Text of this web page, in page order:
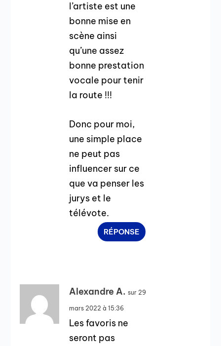
l’artiste est une
bonne mise en
scène ainsi
qu’une assez
bonne prestation
vocale pour tenir
la route !!!
Donc pour moi,
une simple place
ne peut pas
influencer sur ce
que va penser les
jurys et le
télévote.
RÉPONSE
Alexandre A. sur 29
mars 2022 à 15:36
Les favoris ne
seront pas